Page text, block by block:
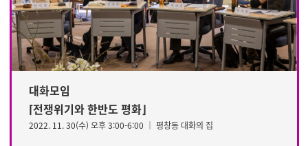
대화모임
⌈전쟁위기와 한반도 평화⌋
2022. 11. 30(수) 오후 3:00-6:00 │ 평창동 대화의 집